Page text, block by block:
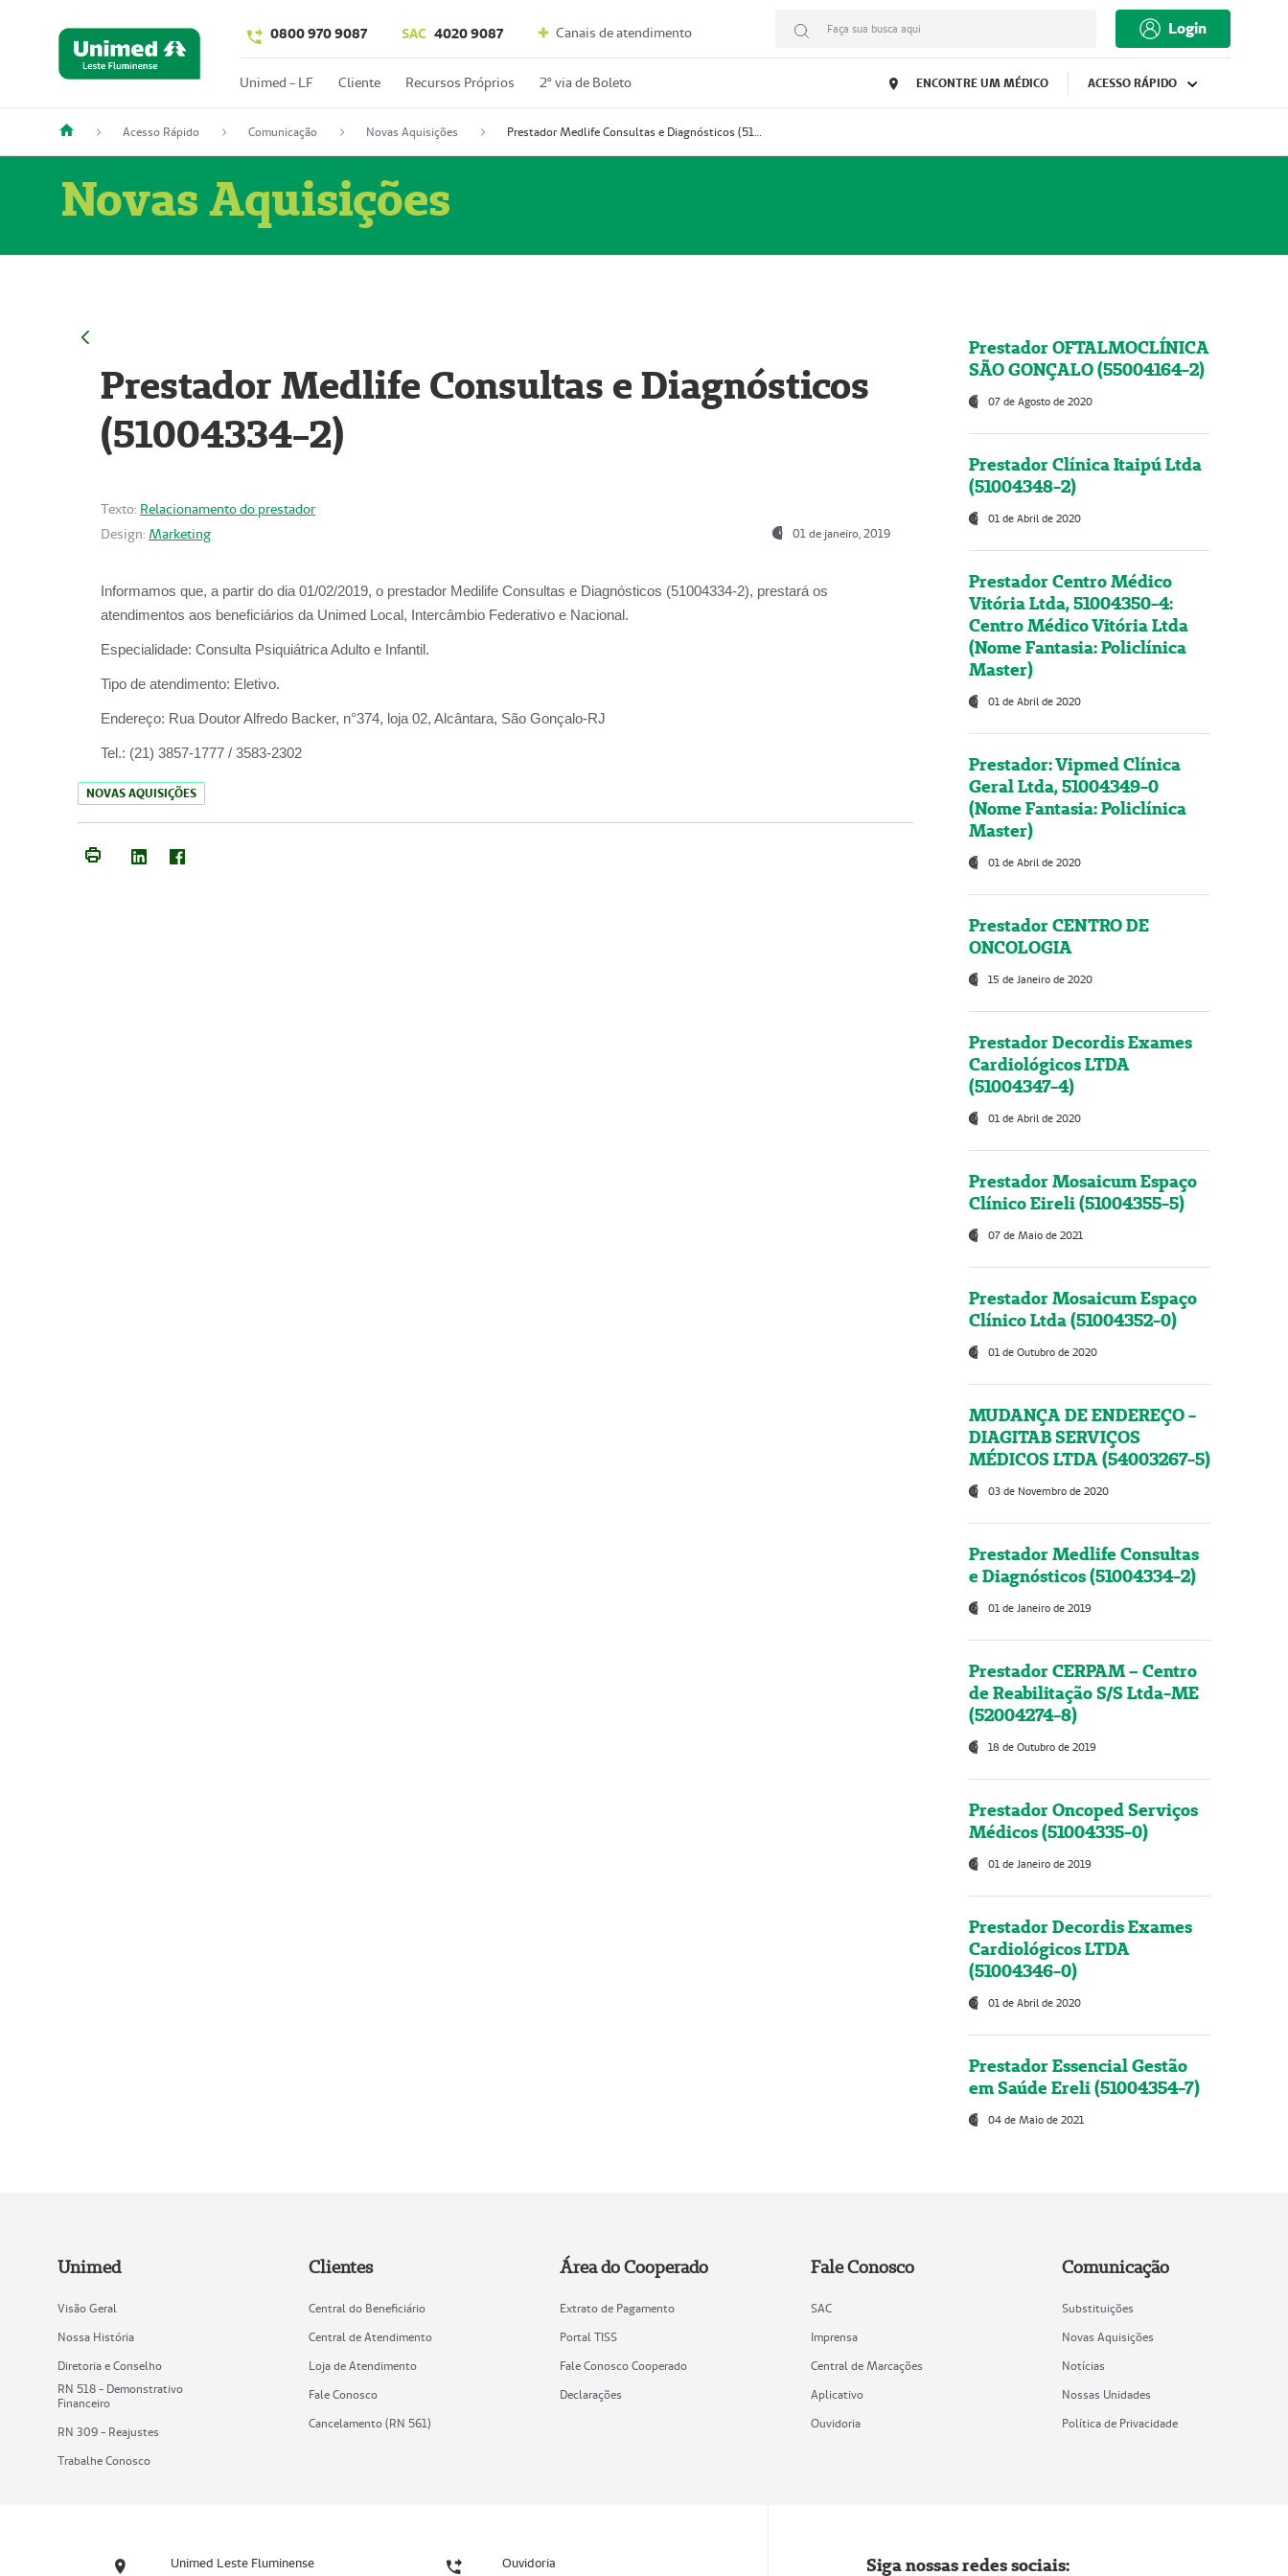
0800 970 9087 SAC 4020 9087 Canais de atendimento Faça sua busca aqui Login
Unimed - LF Cliente Recursos Próprios 2º via de Boleto ENCONTRE UM MÉDICO ACESSO RÁPIDO
Acesso Rápido Comunicação Novas Aquisições Prestador Medlife Consultas e Diagnósticos (51004334-2)
Novas Aquisições
Prestador Medlife Consultas e Diagnósticos
(51004334-2)
Texto: Relacionamento do prestador
Design: Marketing 01 de janeiro, 2019
Informamos que, a partir do dia 01/02/2019, o prestador Medilife Consultas e Diagnósticos (51004334-2), prestará os
atendimentos aos beneficiários da Unimed Local, Intercâmbio Federativo e Nacional.
Especialidade: Consulta Psiquiátrica Adulto e Infantil.
Tipo de atendimento: Eletivo.
Endereço: Rua Doutor Alfredo Backer, n°374, loja 02, Alcântara, São Gonçalo-RJ
Tel.: (21) 3857-1777 / 3583-2302
NOVAS AQUISIÇÕES
Prestador OFTALMOCLÍNICA
SÃO GONÇALO (55004164-2)
07 de Agosto de 2020
Prestador Clínica Itaipú Ltda
(51004348-2)
01 de Abril de 2020
Prestador Centro Médico
Vitória Ltda, 51004350-4:
Centro Médico Vitória Ltda
(Nome Fantasia: Policlínica
Master)
01 de Abril de 2020
Prestador: Vipmed Clínica
Geral Ltda, 51004349-0
(Nome Fantasia: Policlínica
Master)
01 de Abril de 2020
Prestador CENTRO DE
ONCOLOGIA
15 de Janeiro de 2020
Prestador Decordis Exames
Cardiológicos LTDA
(51004347-4)
01 de Abril de 2020
Prestador Mosaicum Espaço
Clínico Eireli (51004355-5)
07 de Maio de 2021
Prestador Mosaicum Espaço
Clínico Ltda (51004352-0)
01 de Outubro de 2020
MUDANÇA DE ENDEREÇO -
DIAGITAB SERVIÇOS
MÉDICOS LTDA (54003267-5)
03 de Novembro de 2020
Prestador Medlife Consultas
e Diagnósticos (51004334-2)
01 de Janeiro de 2019
Prestador CERPAM – Centro
de Reabilitação S/S Ltda-ME
(52004274-8)
18 de Outubro de 2019
Prestador Oncoped Serviços
Médicos (51004335-0)
01 de Janeiro de 2019
Prestador Decordis Exames
Cardiológicos LTDA
(51004346-0)
01 de Abril de 2020
Prestador Essencial Gestão
em Saúde Ereli (51004354-7)
04 de Maio de 2021
Unimed
Visão Geral
Nossa História
Diretoria e Conselho
RN 518 - Demonstrativo
Financeiro
RN 309 - Reajustes
Trabalhe Conosco
Clientes
Central do Beneficiário
Central de Atendimento
Loja de Atendimento
Fale Conosco
Cancelamento (RN 561)
Área do Cooperado
Extrato de Pagamento
Portal TISS
Fale Conosco Cooperado
Declarações
Fale Conosco
SAC
Imprensa
Central de Marcações
Aplicativo
Ouvidoria
Comunicação
Substituições
Novas Aquisições
Notícias
Nossas Unidades
Política de Privacidade
Unimed Leste Fluminense Ouvidoria Siga nossas redes sociais: